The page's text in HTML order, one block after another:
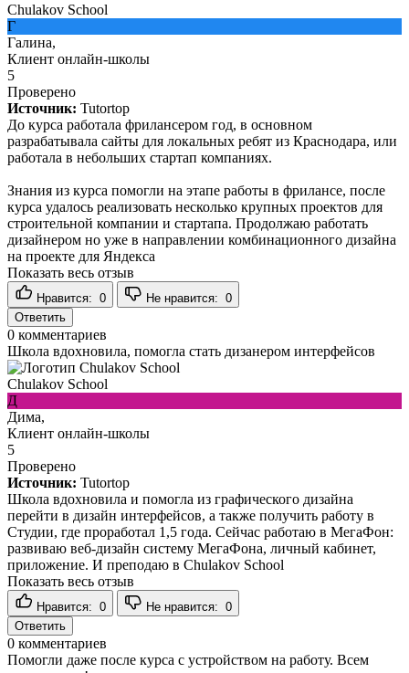
Chulakov School
Г
Галина,
Клиент онлайн-школы
5
Проверено
Источник: Tutortop
До курса работала фрилансером год, в основном
разрабатывала сайты для локальных ребят из Краснодара, или
работала в небольших стартап компаниях.
Знания из курса помогли на этапе работы в фрилансе, после
курса удалось реализовать несколько крупных проектов для
строительной компании и стартапа. Продолжаю работать
дизайнером но уже в направлении комбинационного дизайна
на проекте для Яндекса
Показать весь отзыв
Нравится: 0 Не нравится: 0
Ответить
0 комментариев
Школа вдохновила, помогла стать дизанером интерфейсов
Chulakov School
Д
Дима,
Клиент онлайн-школы
5
Проверено
Источник: Tutortop
Школа вдохновила и помогла из графического дизайна
перейти в дизайн интерфейсов, а также получить работу в
Студии, где проработал 1,5 года. Сейчас работаю в МегаФон:
развиваю веб-дизайн систему МегаФона, личный кабинет,
приложение. И преподаю в Chulakov School
Показать весь отзыв
Нравится: 0 Не нравится: 0
Ответить
0 комментариев
Помогли даже после курса с устройством на работу. Всем